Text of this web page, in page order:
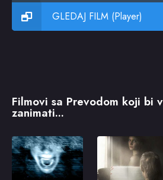
GLEDAJ FILM (Player)
Filmovi sa Prevodom koji bi
zanimati...